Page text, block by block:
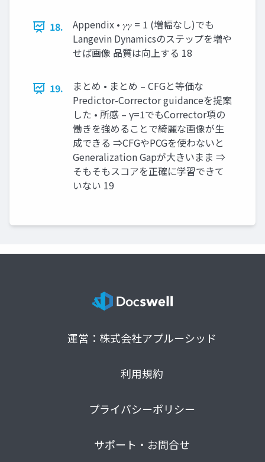
18.
Appendix • 𝛾𝛾 = 1 (増幅なし)でも
Langevin Dynamicsのステップを増や
せば画像 品質は向上する 18
19.
まとめ • まとめ – CFGと等価な
Predictor-Corrector guidanceを提案
した • 所感 – γ=1でもCorrector項の
働きを強めることで綺麗な画像が生
成できる ⇒CFGやPCGを使わないと
Generalization Gapが大きいまま ⇒
そもそもスコアを正確に学習できて
いない 19
運営：株式会社アプルーシッド
利用規約
プライバシーポリシー
サポート・お問合せ